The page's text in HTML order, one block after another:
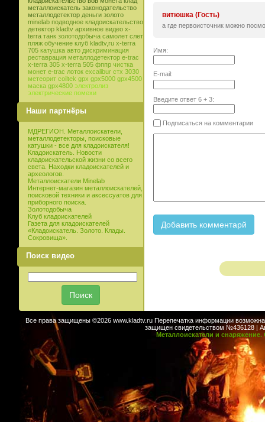
металлоискатель законодательство
металлодетектор деньги золото
minelab подводное кладоискательство
детектор kladtv архивное видео x-
terra танк золотодобыча самолет слет
пляж обучение клуб kladtv,ru x-terra
705 катушка авто дискриминация
реставрация металлодетектор e-trac
x-terra 305 x-terra 505 фппр чистка
монет e-trac лоток excalibur стх 3030
метеорит coiltek gpx gpx5000 gpx4500
маска gpx4800 электролиз
электрические помехи
Наши партнёры
МДРЕГИОН. Металлоискатели,
металлодетекторы, поисковые
катушки - все для кладоискателя!
Кладоискатель. Новости
кладоискательской жизни со всего
света. Находки кладоискателей и
археологов.
Металлоискатели Minelab
Интернет-магазин металлоискателей,
поисковой техники и аксессуатов для
приборного поиска.
Золотодобыча
Клуб кладоискателей
Газета для кладоискателей
«Кладоискатель. Золото. Клады.
Сокровища».
Поиск видео
витюшка (Гость)
а где первоисточник можно
Имя:
E-mail:
Введите ответ 6+ 3:
Подписаться на комментарии
Все права защищены ©2026 www.kladtv.ru Перепечатка информации возможна
защищен свидетельством №436128 |
Металлоискатели и